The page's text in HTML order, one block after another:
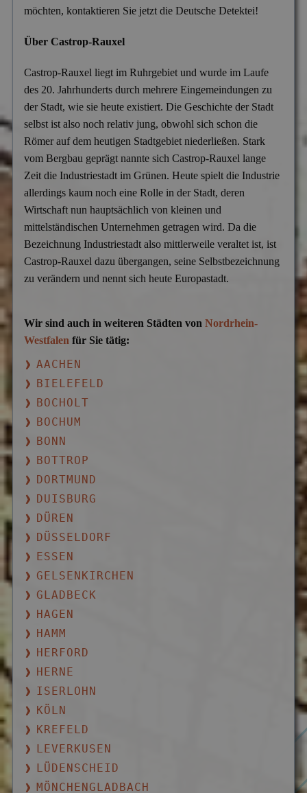
möchten, kontaktieren Sie jetzt die Deutsche Detektei!
Über Castrop-Rauxel
Castrop-Rauxel liegt im Ruhrgebiet und wurde im Laufe
des 20. Jahrhunderts durch mehrere Eingemeindungen zu
der Stadt, wie sie heute existiert. Die Geschichte der Stadt
selbst ist also noch relativ jung, obwohl sich schon die
Römer auf dem heutigen Stadtgebiet niederließen. Stark
vom Bergbau geprägt nannte sich Castrop-Rauxel lange
Zeit die Industriestadt im Grünen. Heute spielt die Industrie
allerdings kaum noch eine Rolle in der Stadt, deren
Wirtschaft nun hauptsächlich von kleinen und
mittelständischen Unternehmen getragen wird. Da die
Bezeichnung Industriestadt also mittlerweile veraltet ist, ist
Castrop-Rauxel dazu übergangen, seine Selbstbezeichnung
zu verändern und nennt sich heute Europastadt.
Wir sind auch in weiteren Städten vonNordrhein-
Westfalen für Sie tätig:
AACHEN
BIELEFELD
BOCHOLT
BOCHUM
BONN
BOTTROP
DORTMUND
DUISBURG
DÜREN
DÜSSELDORF
ESSEN
GELSENKIRCHEN
GLADBECK
HAGEN
HAMM
HERFORD
HERNE
ISERLOHN
KÖLN
KREFELD
LEVERKUSEN
LÜDENSCHEID
MÖNCHENGLADBACH